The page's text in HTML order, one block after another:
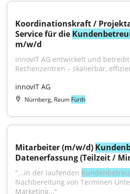
Koordinationskraft /
Service für die
m/w/d
innovIT AG entwickelt und
Rechenzentren – skalierbar,
innovIT AG
Nürnberg, Raum Fürth
Mitarbeiter (m/w/d)
Datenerfassung (Teilzeit /
"...in der laufenden
Nachbereitung von Terminen
Marketing..."